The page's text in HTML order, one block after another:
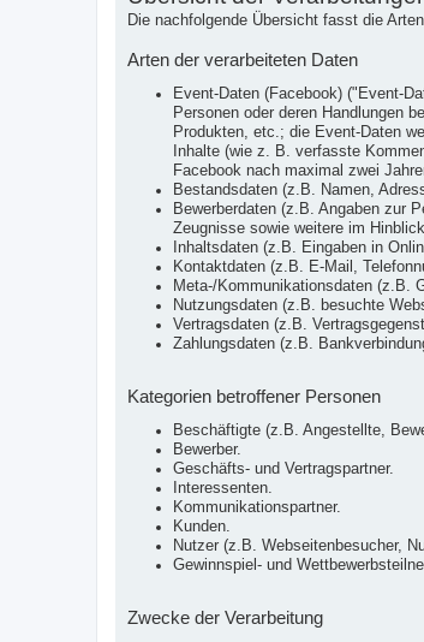
Die nachfolgende Übersicht fasst die
Arten der verarbeiteten Daten
Event-Daten (Facebook) ("Event-
Personen oder deren Handlungen
Produkten, etc.; die Event-Daten
Inhalte (wie z. B. verfasste
Facebook nach maximal zwei
Bestandsdaten (z.B. Namen,
Bewerberdaten (z.B. Angaben zur
Zeugnisse sowie weitere im
Inhaltsdaten (z.B. Eingaben in
Kontaktdaten (z.B. E-Mail,
Meta-/Kommunikationsdaten (z.B.
Nutzungsdaten (z.B. besuchte
Vertragsdaten (z.B.
Zahlungsdaten (z.B.
Kategorien betroffener Personen
Beschäftigte (z.B. Angestellte,
Bewerber.
Geschäfts- und Vertragspartner.
Interessenten.
Kommunikationspartner.
Kunden.
Nutzer (z.B. Webseitenbesucher,
Gewinnspiel- und
Zwecke der Verarbeitung